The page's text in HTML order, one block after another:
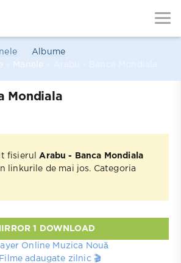
Albume
Manele
Mondiala
fisierul Arabu - Banca Mondiala
linkurile de mai jos. Categoria
1 DOWNLOAD
Online Muzica Nouă
adaugate zilnic 🎬